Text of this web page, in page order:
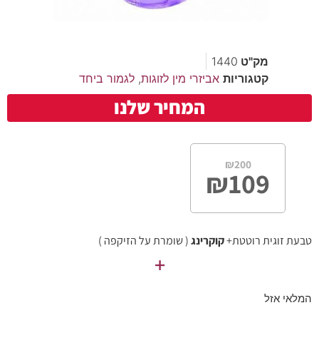
המחיר שלנו
₪200
₪109
טבעת זוגית רוטטת+קוקרינג( שומרת על הזיקפה )
+
המלאי אזל
מק"ט 1440
קטגוריות אביזרי מין לזוגות,לגמור ביחד